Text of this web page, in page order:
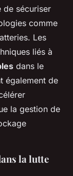
de sécuriser
comme
Les
liés à
dans le
également de
la gestion de
la lutte